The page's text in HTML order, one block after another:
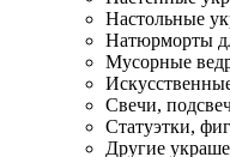
Настольные
Натюрморты
Мусорные
Свечи,
Статуэтки,
Другие